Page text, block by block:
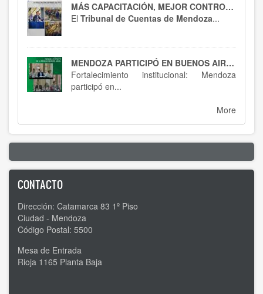
MÁS CAPACITACIÓN, MEJOR CONTROL : EL HTC SE ACTUALIZA EN RT 54
El Tribunal de Cuentas de Mendoza...
MENDOZA PARTICIPÓ EN BUENOS AIRES : SPTCRA
Fortalecimiento institucional: Mendoza
participó en...
More
CONTACTO
Dirección: Catamarca 83 1º Piso
Ciudad - Mendoza
Código Postal: 5500
Mesa de Entrada
Rioja 1165 Planta Baja